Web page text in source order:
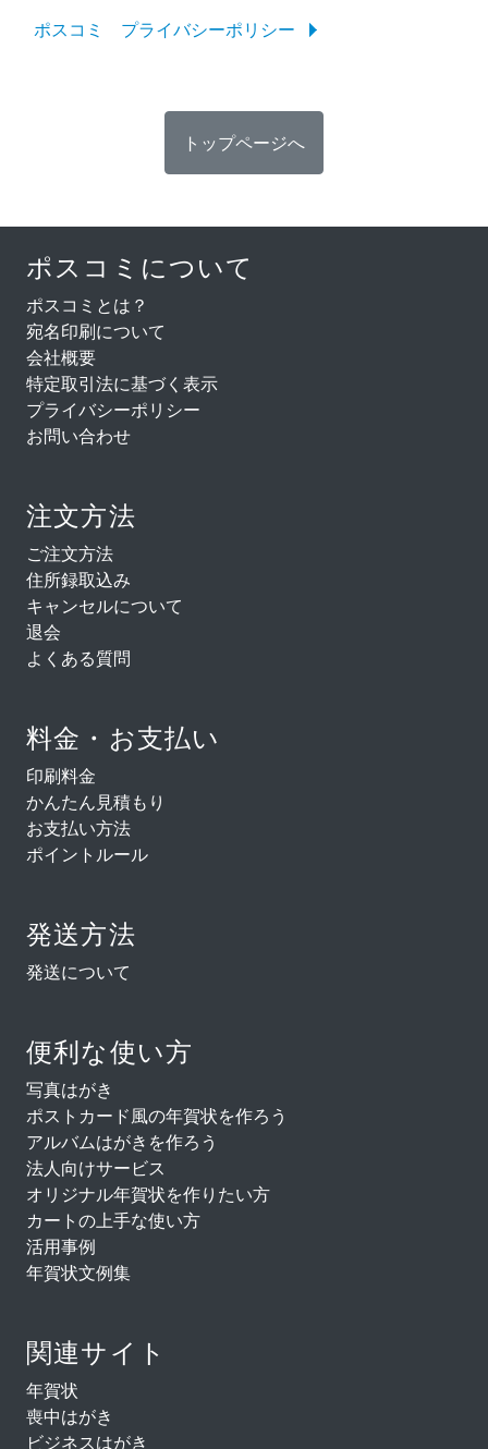
ポスコミ プライバシーポリシー
ポスコミについて
ポスコミとは？
宛名印刷について
会社概要
特定取引法に基づく表示
プライバシーポリシー
お問い合わせ
注文方法
ご注文方法
住所録取込み
キャンセルについて
退会
よくある質問
料金・お支払い
印刷料金
かんたん見積もり
お支払い方法
ポイントルール
発送方法
発送について
便利な使い方
写真はがき
ポストカード風の年賀状を作ろう
アルバムはがきを作ろう
法人向けサービス
オリジナル年賀状を作りたい方
カートの上手な使い方
活用事例
年賀状文例集
関連サイト
年賀状
喪中はがき
ビジネスはがき